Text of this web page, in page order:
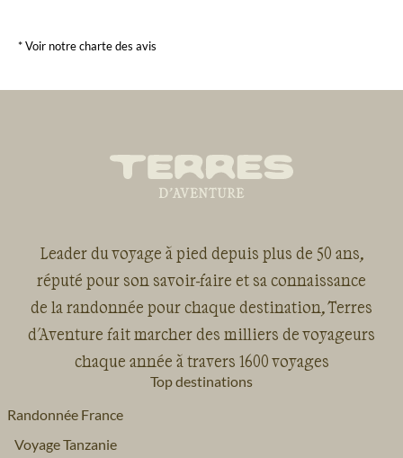
* Voir notre charte des avis
Leader du voyage à pied depuis plus de 50 ans,
réputé pour son savoir-faire et sa connaissance
de la randonnée pour chaque destination, Terres
d'Aventure fait marcher des milliers de voyageurs
chaque année à travers 1600 voyages
Top destinations
Randonnée France
Voyage Tanzanie